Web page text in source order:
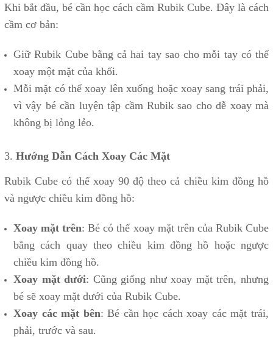
Khi bắt đầu, bé cần học cách cầm Rubik Cube. Đây là cách
cầm cơ bản:
Giữ Rubik Cube bằng cả hai tay sao cho mỗi tay có thể
xoay một mặt của khối.
Mỗi mặt có thể xoay lên xuống hoặc xoay sang trái phải,
vì vậy bé cần luyện tập cầm Rubik sao cho dễ xoay mà
không bị lỏng lẻo.
3. Hướng Dẫn Cách Xoay Các Mặt
Rubik Cube có thể xoay 90 độ theo cả chiều kim đồng hồ
và ngược chiều kim đồng hồ:
Xoay mặt trên: Bé có thể xoay mặt trên của Rubik Cube
bằng cách quay theo chiều kim đồng hồ hoặc ngược
chiều kim đồng hồ.
Xoay mặt dưới: Cũng giống như xoay mặt trên, nhưng
bé sẽ xoay mặt dưới của Rubik Cube.
Xoay các mặt bên: Bé cần học cách xoay các mặt trái,
phải, trước và sau.